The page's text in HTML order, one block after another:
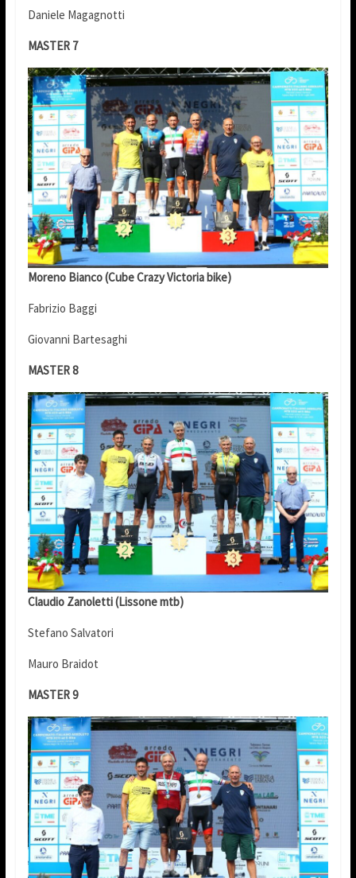
Daniele Magagnotti
MASTER 7
Moreno Bianco (Cube Crazy Victoria bike)
Fabrizio Baggi
Giovanni Bartesaghi
MASTER 8
Claudio Zanoletti (Lissone mtb)
Stefano Salvatori
Mauro Braidot
MASTER 9